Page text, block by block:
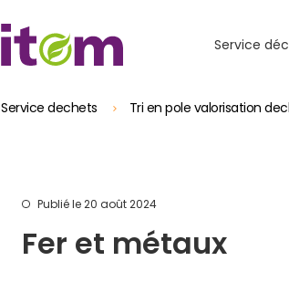
Service
Service dechets Tri en pole valorisation
Publié le 20 août 2024
Fer et métaux